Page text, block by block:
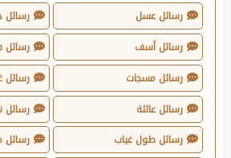
رسائل عسل
رسائل
رسائل أسف
رسائل
رسائل مسجات
رسائل
رسائل عائلة
رسائل
رسائل طول غياب